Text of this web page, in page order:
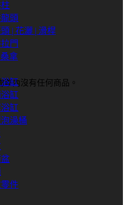
車內沒有任何商品。
頭
| 花灑 | 滑桿
門
桑拿
缸
缸
缸
澡桶
件